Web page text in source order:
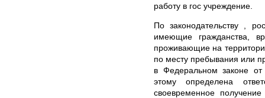
работу в гос учреждение.
По законодательству ,
имеющие гражданства,
проживающие на
по месту пребывания или
в Федеральном законе
этому определена
своевременное